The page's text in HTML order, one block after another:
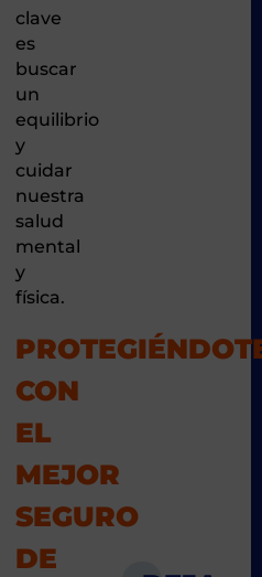
clave
es
buscar
un
equilibrio
y
cuidar
nuestra
salud
mental
y
física.
CON
EL
MEJOR
SEGURO
DE